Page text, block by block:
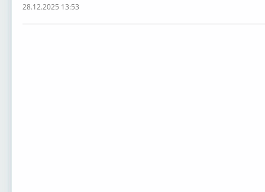
28.12.2025 13:53